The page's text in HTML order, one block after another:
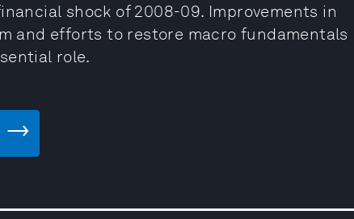
shock of 2008-09. Improvements in
and efforts to restore macro fundamentals
role.